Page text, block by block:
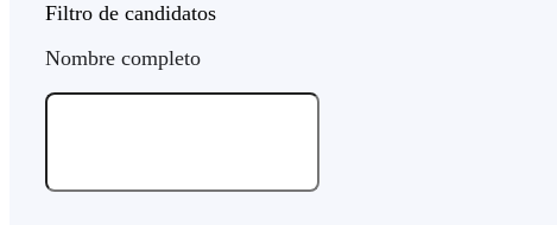
Filtro de candidatos
Nombre completo